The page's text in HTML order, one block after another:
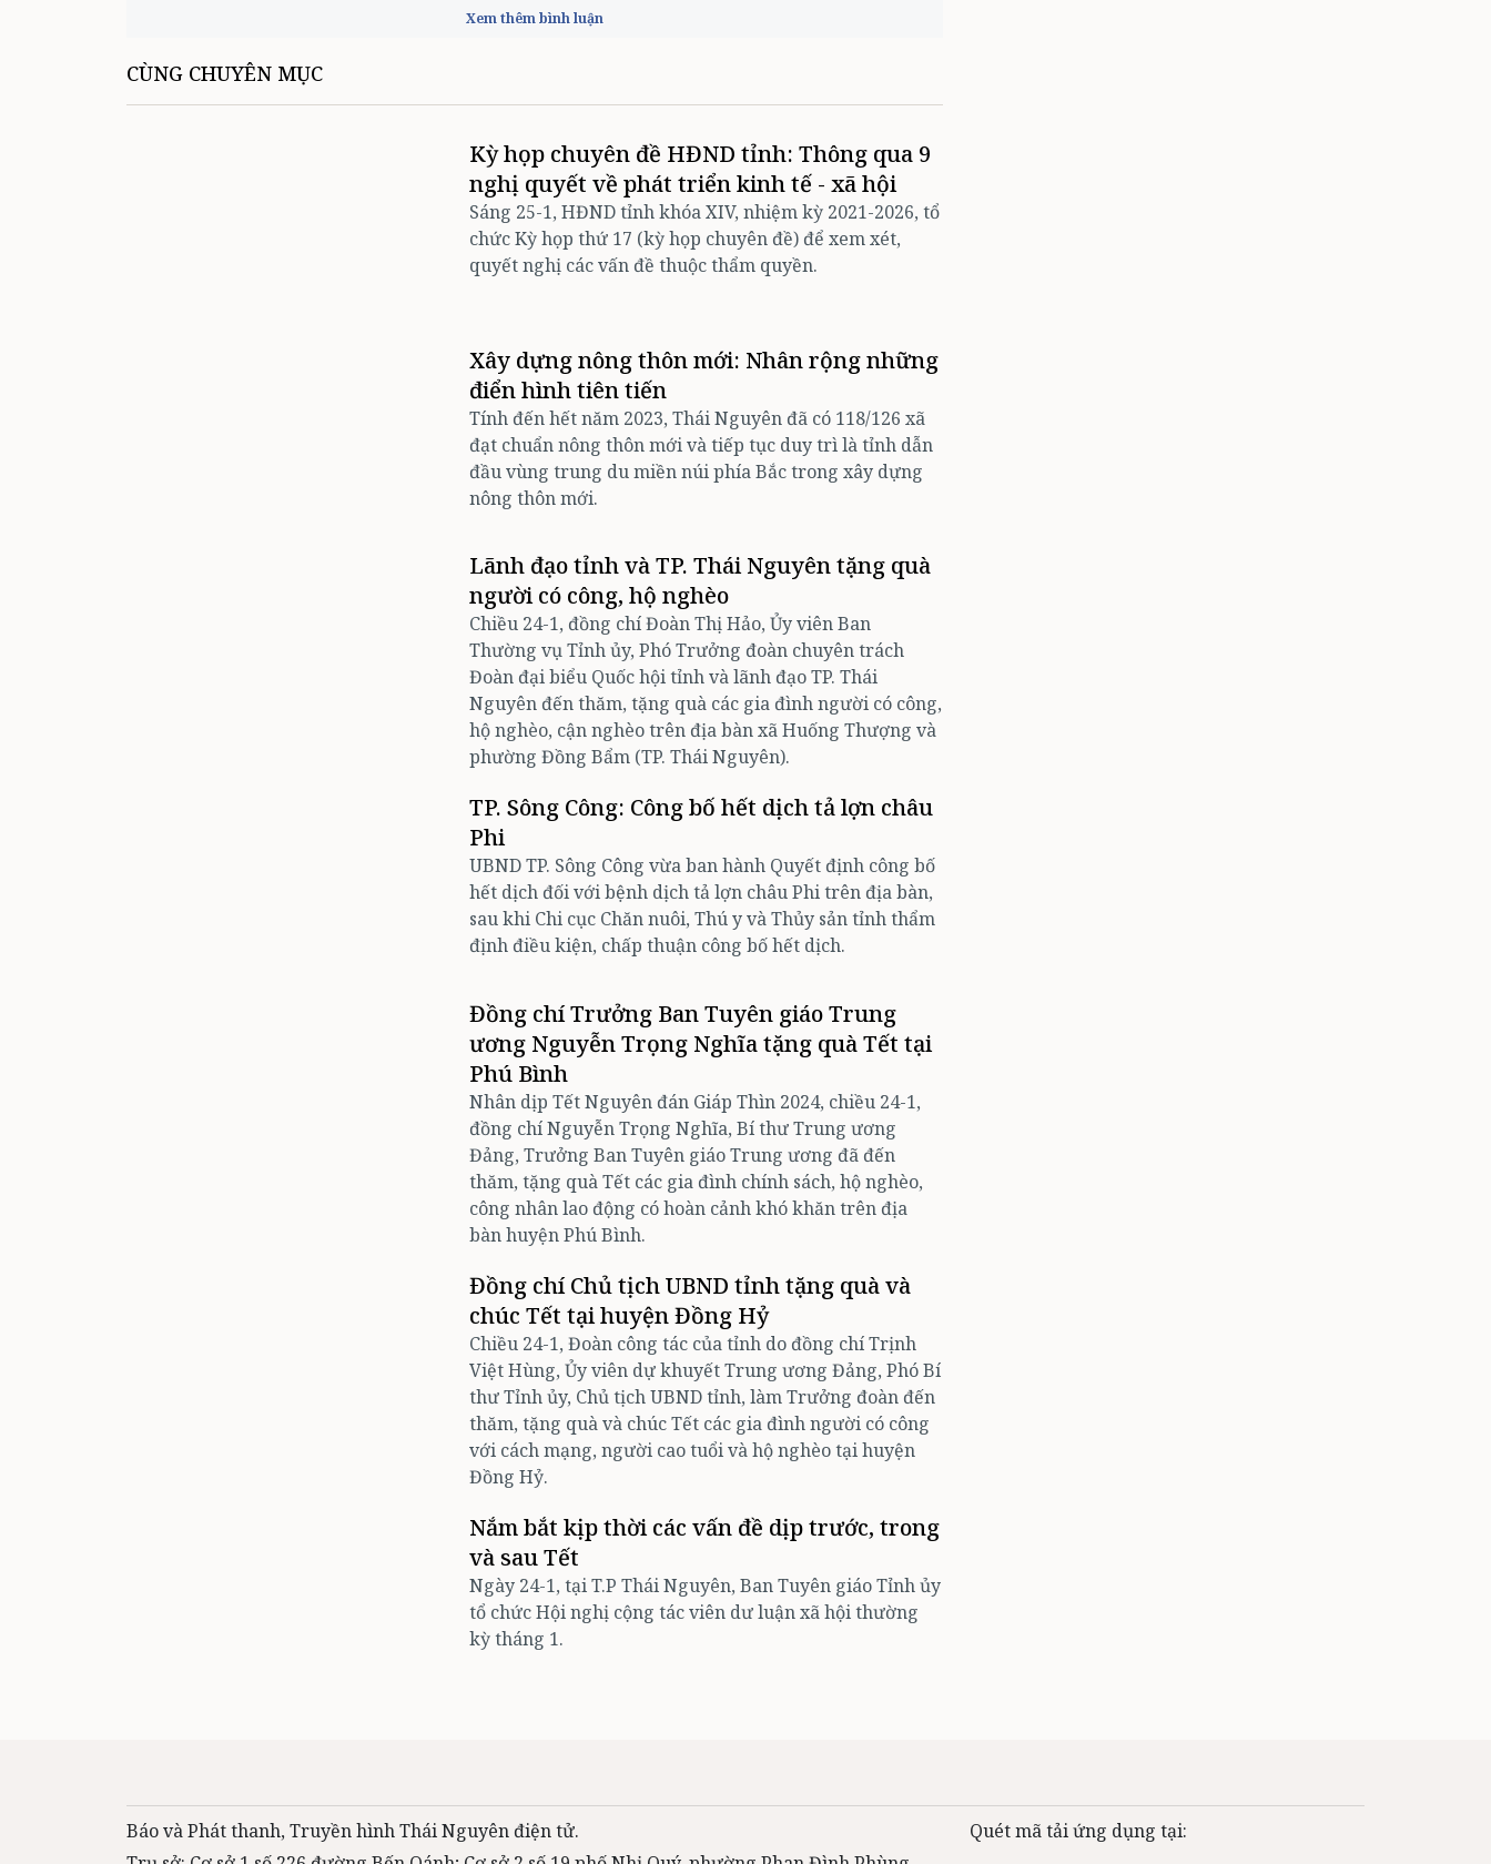
Xem thêm bình luận
CÙNG CHUYÊN MỤC
Kỳ họp chuyên đề HĐND tỉnh: Thông qua 9
nghị quyết về phát triển kinh tế - xã hội
Sáng 25-1, HĐND tỉnh khóa XIV, nhiệm kỳ 2021-2026, tổ
chức Kỳ họp thứ 17 (kỳ họp chuyên đề) để xem xét,
quyết nghị các vấn đề thuộc thẩm quyền.
Xây dựng nông thôn mới: Nhân rộng những
điển hình tiên tiến
Tính đến hết năm 2023, Thái Nguyên đã có 118/126 xã
đạt chuẩn nông thôn mới và tiếp tục duy trì là tỉnh dẫn
đầu vùng trung du miền núi phía Bắc trong xây dựng
nông thôn mới.
Lãnh đạo tỉnh và TP. Thái Nguyên tặng quà
người có công, hộ nghèo
Chiều 24-1, đồng chí Đoàn Thị Hảo, Ủy viên Ban
Thường vụ Tỉnh ủy, Phó Trưởng đoàn chuyên trách
Đoàn đại biểu Quốc hội tỉnh và lãnh đạo TP. Thái
Nguyên đến thăm, tặng quà các gia đình người có công,
hộ nghèo, cận nghèo trên địa bàn xã Huống Thượng và
phường Đồng Bẩm (TP. Thái Nguyên).
TP. Sông Công: Công bố hết dịch tả lợn châu
Phi
UBND TP. Sông Công vừa ban hành Quyết định công bố
hết dịch đối với bệnh dịch tả lợn châu Phi trên địa bàn,
sau khi Chi cục Chăn nuôi, Thú y và Thủy sản tỉnh thẩm
định điều kiện, chấp thuận công bố hết dịch.
Đồng chí Trưởng Ban Tuyên giáo Trung
ương Nguyễn Trọng Nghĩa tặng quà Tết tại
Phú Bình
Nhân dịp Tết Nguyên đán Giáp Thìn 2024, chiều 24-1,
đồng chí Nguyễn Trọng Nghĩa, Bí thư Trung ương
Đảng, Trưởng Ban Tuyên giáo Trung ương đã đến
thăm, tặng quà Tết các gia đình chính sách, hộ nghèo,
công nhân lao động có hoàn cảnh khó khăn trên địa
bàn huyện Phú Bình.
Đồng chí Chủ tịch UBND tỉnh tặng quà và
chúc Tết tại huyện Đồng Hỷ
Chiều 24-1, Đoàn công tác của tỉnh do đồng chí Trịnh
Việt Hùng, Ủy viên dự khuyết Trung ương Đảng, Phó Bí
thư Tỉnh ủy, Chủ tịch UBND tỉnh, làm Trưởng đoàn đến
thăm, tặng quà và chúc Tết các gia đình người có công
với cách mạng, người cao tuổi và hộ nghèo tại huyện
Đồng Hỷ.
Nắm bắt kịp thời các vấn đề dịp trước, trong
và sau Tết
Ngày 24-1, tại T.P Thái Nguyên, Ban Tuyên giáo Tỉnh ủy
tổ chức Hội nghị cộng tác viên dư luận xã hội thường
kỳ tháng 1.
Báo và Phát thanh, Truyền hình Thái Nguyên điện tử.
Quét mã tải ứng dụng tại: